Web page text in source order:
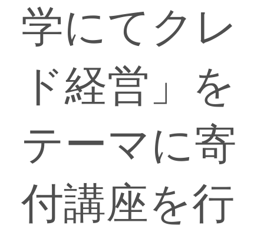
学にてクレ
ド経営」を
テーマに寄
付講座を行